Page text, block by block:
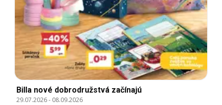
Billa nové dobrodružstvá začínajú
29.07.2026- 08.09.2026